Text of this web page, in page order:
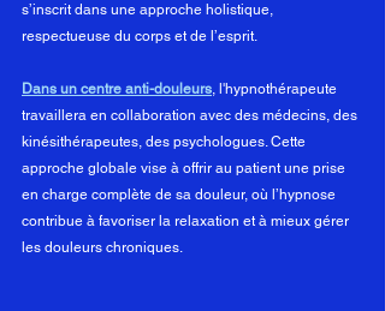
s’inscrit dans une approche holistique,
respectueuse du corps et de l’esprit.
Dans un centre anti-douleurs, l'hypnothérapeute
travaillera en collaboration avec des médecins, des
kinésithérapeutes, des psychologues. Cette
approche globale vise à offrir au patient une prise
en charge complète de sa douleur, où l’hypnose
contribue à favoriser la relaxation et à mieux gérer
les douleurs chroniques.